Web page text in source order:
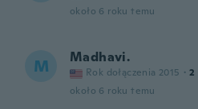
około 6 roku temu
M Madhavi.
Rok dołączenia 2015 · 2
około 6 roku temu